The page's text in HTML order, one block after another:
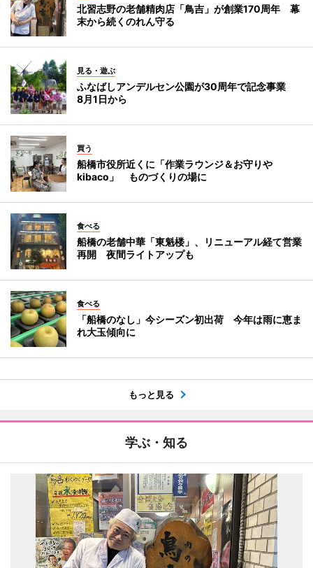
北習志野の老舗精肉店「鳥吉」が創業170周年 幕
末から続くのれん守る
見る・遊ぶ
ふなばしアンデルセン公園が30周年で記念事業
8月1日から
買う
船橋市役所近くに「作業ラウンジ＆お守りや
kibaco」 ものづくりの場に
食べる
船橋の老舗中華「東魁楼」、リニューアル経て営業
再開 夜間ライトアップも
食べる
「船橋のなし」今シーズン初出荷 今年は雨に恵ま
れ大玉傾向に
もっと見る
学ぶ・知る